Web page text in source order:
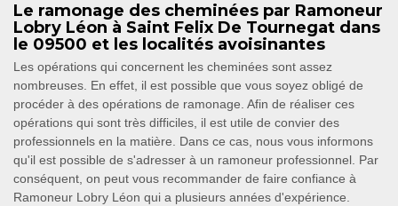
Le ramonage des cheminées par Ramoneur
Lobry Léon à Saint Felix De Tournegat dans
le 09500 et les localités avoisinantes
Les opérations qui concernent les cheminées sont assez
nombreuses. En effet, il est possible que vous soyez obligé de
procéder à des opérations de ramonage. Afin de réaliser ces
opérations qui sont très difficiles, il est utile de convier des
professionnels en la matière. Dans ce cas, nous vous informons
qu'il est possible de s'adresser à un ramoneur professionnel. Par
conséquent, on peut vous recommander de faire confiance à
Ramoneur Lobry Léon qui a plusieurs années d'expérience.